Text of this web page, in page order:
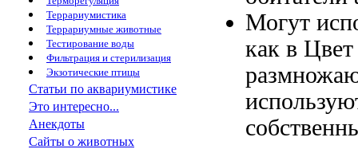
Террариумистика
Террариумные животные
Тестирование воды
Фильтрация и стерилизация
Экзотические птицы
Статьи по аквариумистике
Это интересно...
Анекдоты
Сайты о животных
Могут
как в Цвет